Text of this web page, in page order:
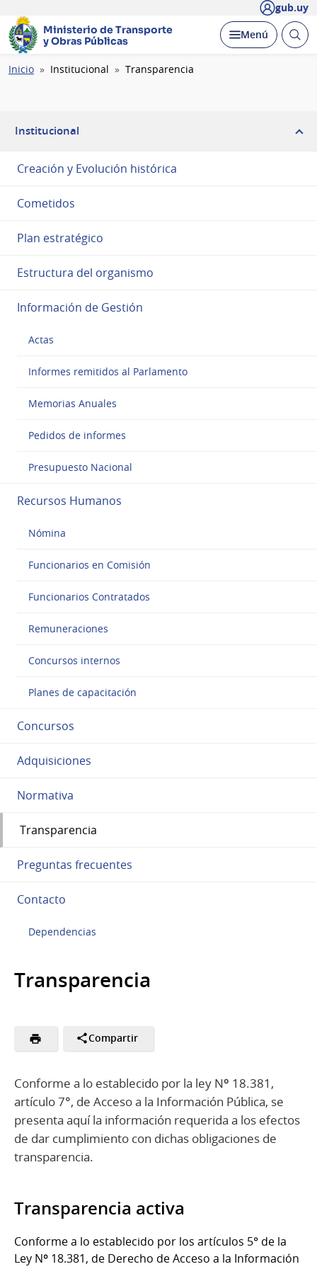
gub.uy
Ministerio de Transporte
y Obras Públicas
Desplegar
Menú Abrir
Ruta
Inicio Institucional Transparencia
Institucional
Creación y Evolución histórica
Cometidos
Plan estratégico
Estructura del organismo
Información de Gestión
Actas
Informes remitidos al Parlamento
Memorias Anuales
Pedidos de informes
Presupuesto Nacional
Recursos Humanos
Nómina
Funcionarios en Comisión
Funcionarios Contratados
Remuneraciones
Concursos internos
Planes de capacitación
Concursos
Adquisiciones
Normativa
Transparencia
Preguntas frecuentes
Contacto
Dependencias
Transparencia
Compartir
Conforme a lo establecido por la ley Nº 18.381,
artículo 7°, de Acceso a la Información Pública, se
presenta aquí la información requerida a los efectos
de dar cumplimiento con dichas obligaciones de
transparencia.
Transparencia activa
Conforme a lo establecido por los artículos 5° de la
Ley Nº 18.381, de Derecho de Acceso a la Información